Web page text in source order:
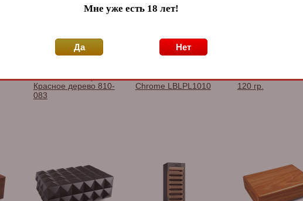
Красное дерево 810-
083
Chrome LBLPL1010
120 гр.
Мне уже есть 18 лет!
Да Нет